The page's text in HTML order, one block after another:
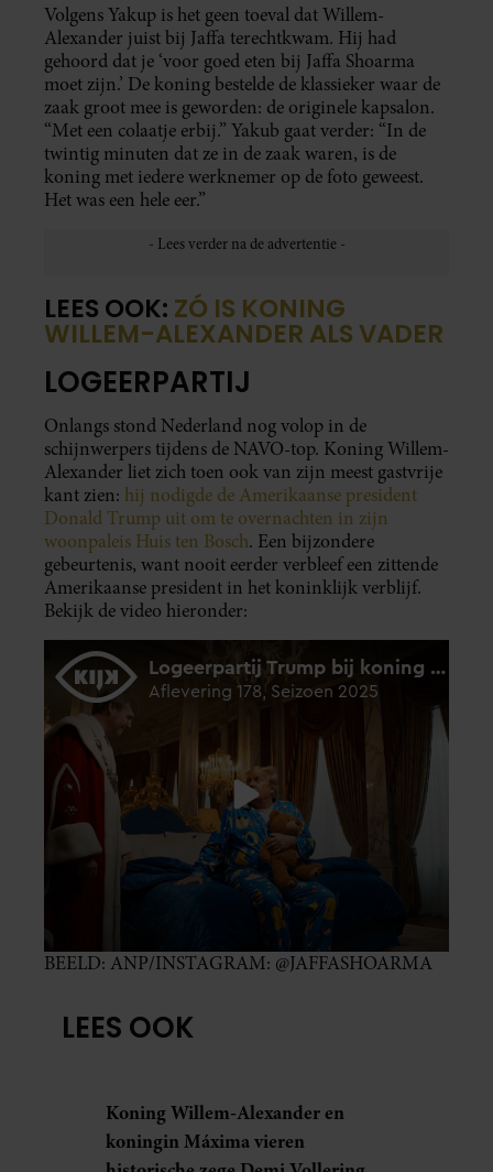
Volgens Yakup is het geen toeval dat Willem-
Alexander juist bij Jaffa terechtkwam. Hij had
gehoord dat je ‘voor goed eten bij Jaffa Shoarma
moet zijn.’ De koning bestelde de klassieker waar de
zaak groot mee is geworden: de originele kapsalon.
“Met een colaatje erbij.” Yakub gaat verder: “In de
twintig minuten dat ze in de zaak waren, is de
koning met iedere werknemer op de foto geweest.
Het was een hele eer.”
LEES OOK: ZÓ IS KONING
WILLEM-ALEXANDER ALS VADER
LOGEERPARTIJ
Onlangs stond Nederland nog volop in de
schijnwerpers tijdens de NAVO-top. Koning Willem-
Alexander liet zich toen ook van zijn meest gastvrije
kant zien: hij nodigde de Amerikaanse president
Donald Trump uit om te overnachten in zijn
woonpaleis Huis ten Bosch. Een bijzondere
gebeurtenis, want nooit eerder verbleef een zittende
Amerikaanse president in het koninklijk verblijf.
Bekijk de video hieronder:
BEELD: ANP/INSTAGRAM: @JAFFASHOARMA
LEES OOK
Koning Willem-Alexander en
koningin Máxima vieren